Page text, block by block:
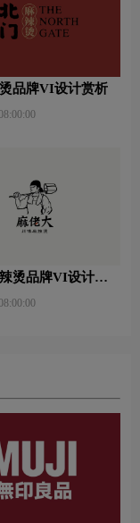
品牌VI设计赏析
烫品牌VI设计赏